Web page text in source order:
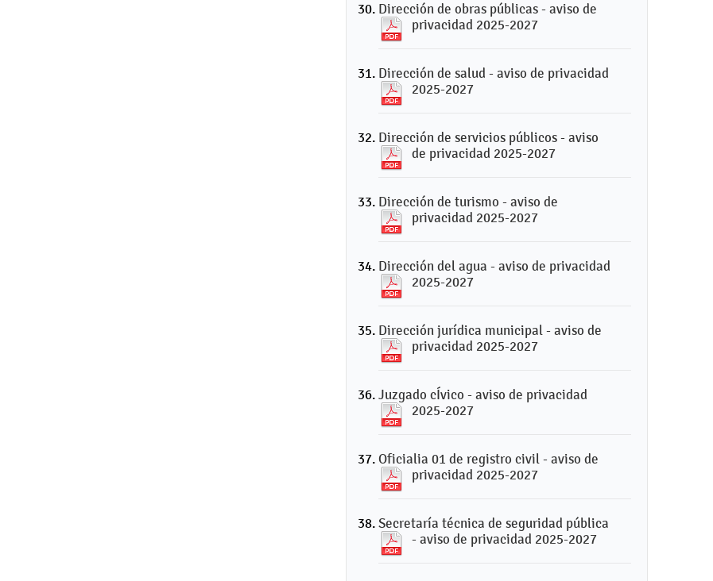
Dirección de obras públicas - aviso de
privacidad 2025-2027
Dirección de salud - aviso de privacidad
2025-2027
Dirección de servicios públicos - aviso
de privacidad 2025-2027
Dirección de turismo - aviso de
privacidad 2025-2027
Dirección del agua - aviso de privacidad
2025-2027
Dirección jurídica municipal - aviso de
privacidad 2025-2027
Juzgado cÍvico - aviso de privacidad
2025-2027
Oficialia 01 de registro civil - aviso de
privacidad 2025-2027
Secretaría técnica de seguridad pública
- aviso de privacidad 2025-2027